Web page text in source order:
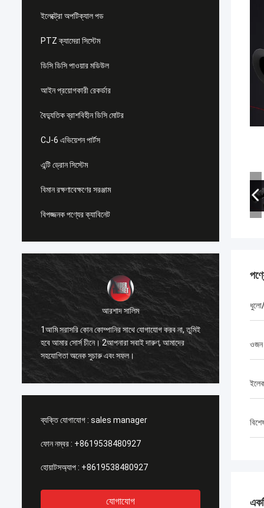
ইলেক্ট্রো অপটিক্যাল পড
PTZ ক্যামেরা সিস্টেম
ডিসি ডিসি পাওয়ার মডিউল
আইন প্রয়োগকারী রেকর্ডার
বৈদ্যুতিক ব্রাশবিহীন ডিসি মোটর
CJ-6 এভিয়েশন পার্টস
এন্টি ড্রোন সিস্টেম
বিমান রক্ষণাবেক্ষণের সরঞ্জাম
বিপজ্জনক পণ্যের ক্যাবিনেট
আরশাদ সালিম
1আমি সরাসরি কোন কোম্পানির সাথে যোগাযোগ করব না, তুমিই
হবে আমার সোর্স চীনে। 2আপনারা সবাই দারুণ, আমাদের
সহযোগিতা অনেক সুচারু এবং সফল।
1.
যে, আমি
সম্পর্কে
ব্যক্তি যোগাযোগ : sales manager
ফোন নম্বর : +8619538480927
হোয়াটসঅ্যাপ : +8619538480927
যোগাযোগ
ওজন